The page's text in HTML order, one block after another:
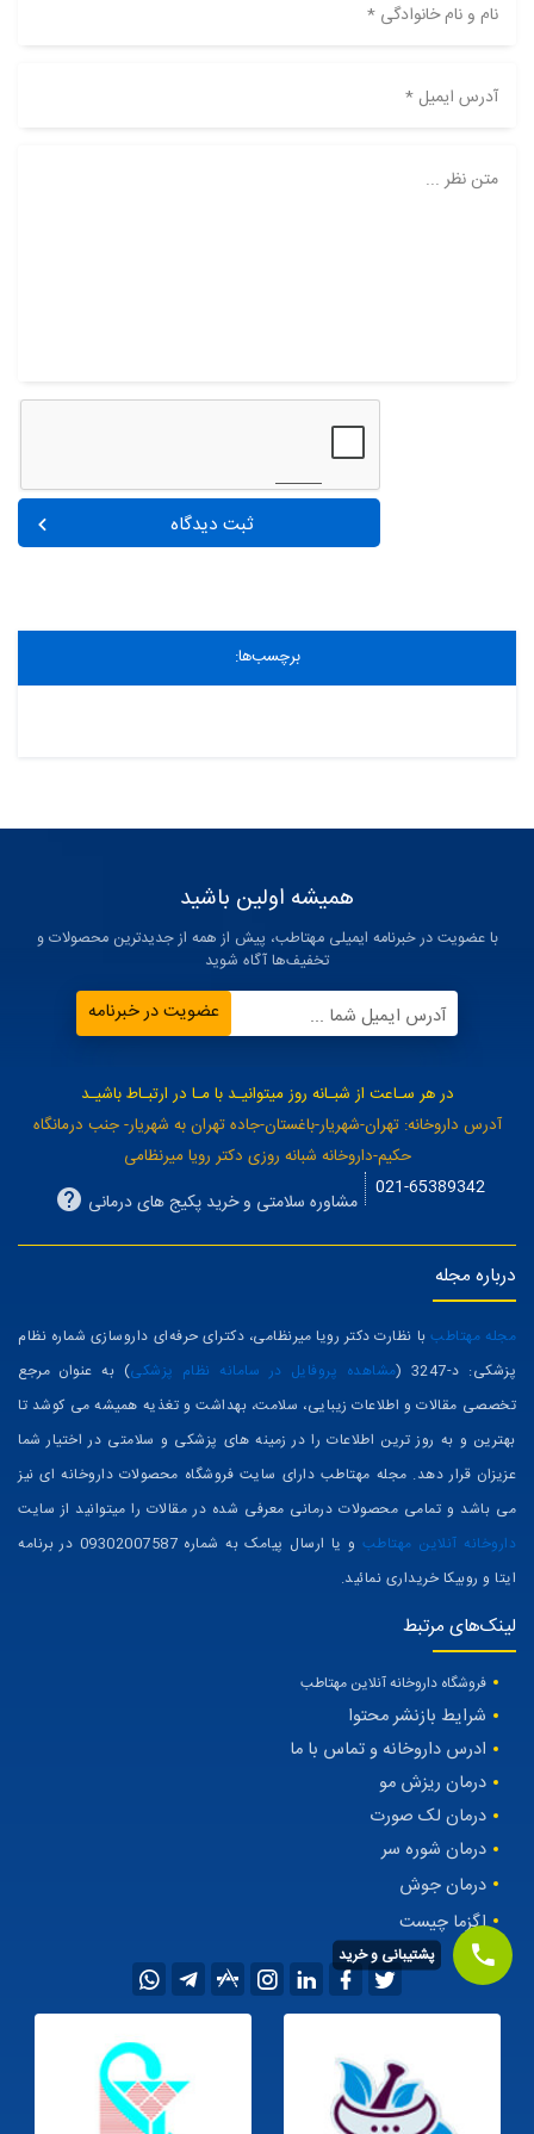
نام و نام خانوادگی *
آدرس ایمیل *
متن نظر ...
ثبت دیدگاه
برچسب‌ها:
همیشه اولین باشید
با عضویت در خبرنامه ایمیلی مهتاطب، پیش از همه از جدیدترین محصولات و
تخفیف‌ها آگاه شوید
آدرس ایمیل شما ... عضویت در خبرنامه
در هر سـاعت از شبـانه روز میتوانیـد با مـا در ارتبـاط باشیـد
آدرس داروخانه: تهران-شهریار-باغستان-جاده تهران به شهریار- جنب درمانگاه
حکیم-داروخانه شبانه روزی دکتر رویا میرنظامی
021-65389342
مشاوره سلامتی و خرید پکیج های درمانی
درباره مجله
مجله مهتاطببا نظارت دکتر رویا میرنظامی، دکترای حرفه‌ای داروسازی شماره نظام
پزشکی: د-3247 (
مشاهده پروفایل در سامانه نظام پزشکی) به عنوان مرجع
تخصصی مقالات و اطلاعات زیبایی، سلامت، بهداشت و تغذیه همیشه می کوشد تا
بهترین و به روز ترین اطلاعات را در زمینه های پزشکی و سلامتی در اختیار شما
عزیزان قرار دهد. مجله مهتاطب دارای سایت فروشگاه محصولات داروخانه ای نیز
می باشد و تمامی محصولات درمانی معرفی شده در مقالات را میتوانید از سایت
داروخانه آنلاین مهتاطب
و یا ارسال پیامک به شماره 09302007587 در برنامه
ایتا و روبیکا خریداری نمائید.
لینک‌های مرتبط
فروشگاه داروخانه آنلاین مهتاطب
شرایط بازنشر محتوا
ادرس داروخانه و تماس با ما
درمان ریزش مو
درمان لک صورت
درمان شوره سر
درمان جوش
اگزما چیست
پشتیبانی و خرید